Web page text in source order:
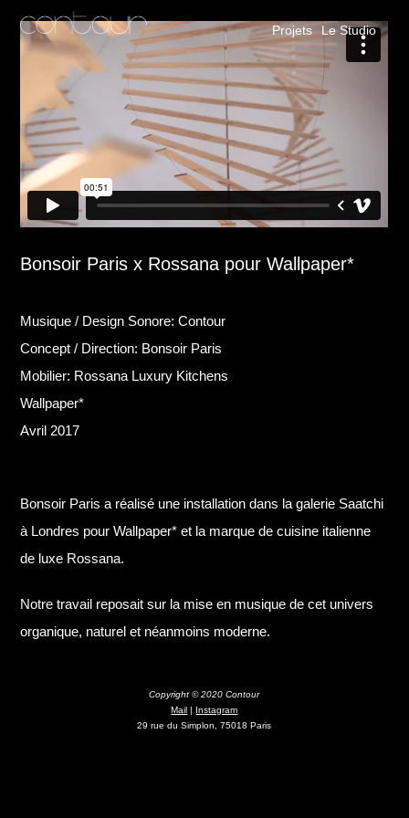
Projets Le Studio
Bonsoir Paris x Rossana pour Wallpaper*
Musique / Design Sonore: Contour
Concept / Direction: Bonsoir Paris
Mobilier: Rossana Luxury Kitchens
Wallpaper*
Avril 2017
Bonsoir Paris a réalisé une installation dans la galerie Saatchi
à Londres pour Wallpaper* et la marque de cuisine italienne
de luxe Rossana.
Notre travail reposait sur la mise en musique de cet univers
organique, naturel et néanmoins moderne.
Copyright © 2020 Contour
Mail | Instagram
29 rue du Simplon, 75018 Paris